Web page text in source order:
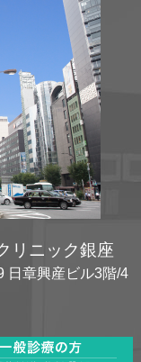
リニック銀座
章興産ビル3階/4